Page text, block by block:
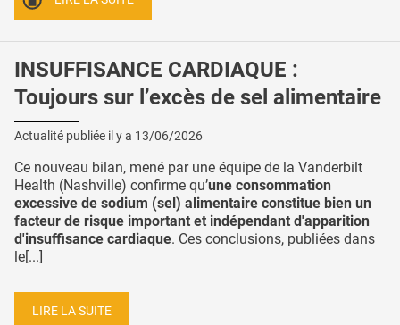
INSUFFISANCE CARDIAQUE :
Toujours sur l’excès de sel alimentaire
Actualité publiée il y a 13/06/2026
Ce nouveau bilan, mené par une équipe de la Vanderbilt
Health (Nashville) confirme qu’une consommation
excessive de sodium (sel) alimentaire constitue bien un
facteur de risque important et indépendant d'apparition
d'insuffisance cardiaque. Ces conclusions, publiées dans
le[...]
LIRE LA SUITE